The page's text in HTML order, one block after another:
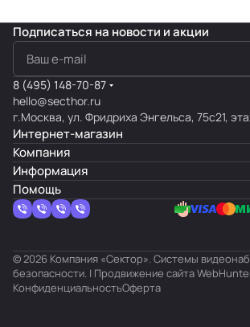
Подписаться на новости и акции
8 (495) 148-70-87
hello@secthor.ru
г.Москва, ул. Фридриха Энгельса, 75с21,
Интернет-магазин
Компания
Информация
Помощь
© 2026 Компания «Сектор». Системы
безопасности. | Продвижение сайта
КонфиденциальностьОферта